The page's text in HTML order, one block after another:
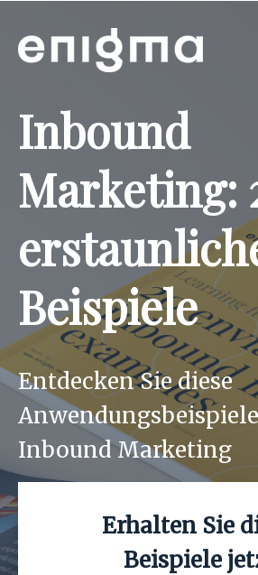
Inbound
Marketing:
Beispiele
Entdecken Sie diese
Inbound Marketing
Erhalten Sie
Beispiele